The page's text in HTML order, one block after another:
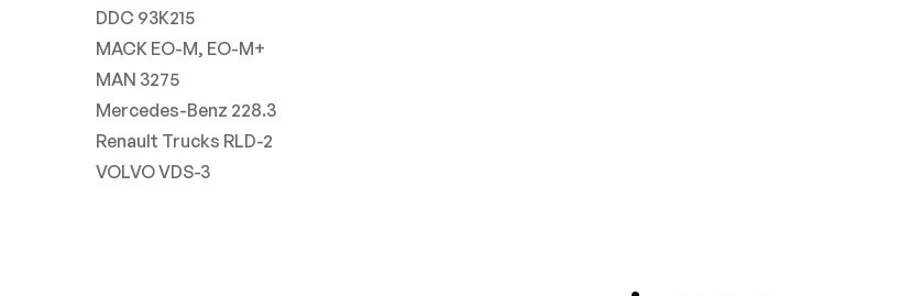
DDC 93K215
MACK EO-M, EO-M+
MAN 3275
Mercedes-Benz 228.3
Renault Trucks RLD-2
VOLVO VDS-3